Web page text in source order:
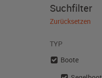
Suchfilter
Zurücksetzen
TYP
Boote